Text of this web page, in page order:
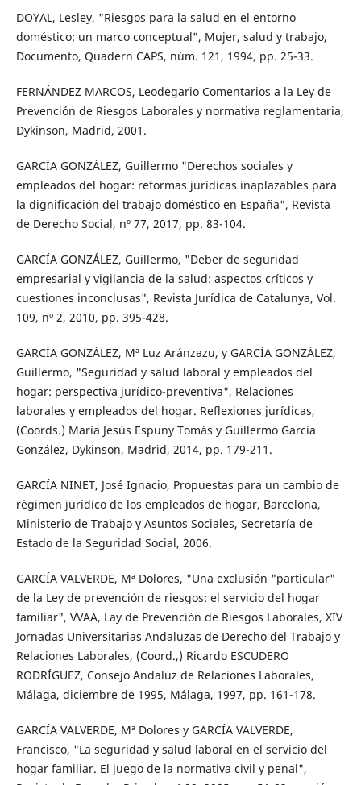
DOYAL, Lesley, "Riesgos para la salud en el entorno
doméstico: un marco conceptual", Mujer, salud y trabajo,
Documento, Quadern CAPS, núm. 121, 1994, pp. 25-33.
FERNÁNDEZ MARCOS, Leodegario Comentarios a la Ley de
Prevención de Riesgos Laborales y normativa reglamentaria,
Dykinson, Madrid, 2001.
GARCÍA GONZÁLEZ, Guillermo "Derechos sociales y
empleados del hogar: reformas jurídicas inaplazables para
la dignificación del trabajo doméstico en España", Revista
de Derecho Social, nº 77, 2017, pp. 83-104.
GARCÍA GONZÁLEZ, Guillermo, "Deber de seguridad
empresarial y vigilancia de la salud: aspectos críticos y
cuestiones inconclusas", Revista Jurídica de Catalunya, Vol.
109, nº 2, 2010, pp. 395-428.
GARCÍA GONZÁLEZ, Mª Luz Aránzazu, y GARCÍA GONZÁLEZ,
Guillermo, "Seguridad y salud laboral y empleados del
hogar: perspectiva jurídico-preventiva", Relaciones
laborales y empleados del hogar. Reflexiones jurídicas,
(Coords.) María Jesús Espuny Tomás y Guillermo García
González, Dykinson, Madrid, 2014, pp. 179-211.
GARCÍA NINET, José Ignacio, Propuestas para un cambio de
régimen jurídico de los empleados de hogar, Barcelona,
Ministerio de Trabajo y Asuntos Sociales, Secretaría de
Estado de la Seguridad Social, 2006.
GARCÍA VALVERDE, Mª Dolores, "Una exclusión "particular"
de la Ley de prevención de riesgos: el servicio del hogar
familiar", VVAA, Lay de Prevención de Riesgos Laborales, XIV
Jornadas Universitarias Andaluzas de Derecho del Trabajo y
Relaciones Laborales, (Coord.,) Ricardo ESCUDERO
RODRÍGUEZ, Consejo Andaluz de Relaciones Laborales,
Málaga, diciembre de 1995, Málaga, 1997, pp. 161-178.
GARCÍA VALVERDE, Mª Dolores y GARCÍA VALVERDE,
Francisco, "La seguridad y salud laboral en el servicio del
hogar familiar. El juego de la normativa civil y penal",